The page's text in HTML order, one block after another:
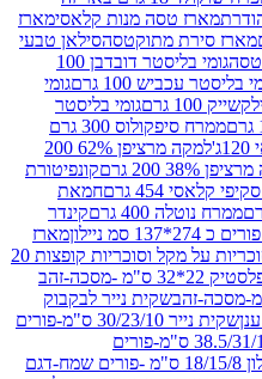
מנות קלאסי מארז
מתוקטסהסילאן טבעי
גומי בליסטר דובדבן 100
100 גרם
גומי
גומי בליסטר
ממרח סיפקולוס 300 גרם
למקה מרציפן 62% 200
קונפיטורת
חמאת
גרם
קינדר
מארז
מארז 4 סוכריות על מקל וסוכריות קופצות 20
חב' 10 שקית נשיאה פלסטיק 22*32 ס"מ -מסכה-זהב
שקית נייר לבקבוק
שקית נייר 30/23/10 ס"מ-פורים
38.5/31/11 ס"מ-פורים
קרטון חלון 18/15/8 ס"מ -פורים שמח-דגם